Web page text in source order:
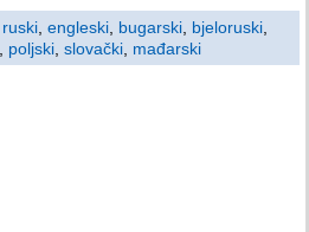
ruski engleski bugarski bjeloruski
poljski slovački mađarski